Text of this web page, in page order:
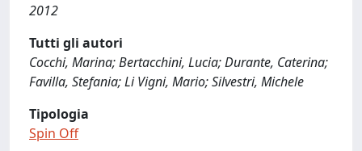
2012
Tutti gli autori
Cocchi, Marina; Bertacchini, Lucia; Durante, Caterina;
Favilla, Stefania; Li Vigni, Mario; Silvestri, Michele
Tipologia
Spin Off